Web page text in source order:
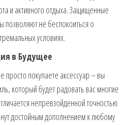
и активного отдыха. Защищенные
позволяют не беспокоиться о
условиях.
в Будущее
покупаете аксессуар – вы
который будет радовать вас многие
непревзойденной точностью
достойным дополнением к любому